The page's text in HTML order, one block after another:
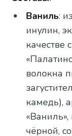
Ваниль:
инулин,
качестве
волокна
камедь),
чёрной,